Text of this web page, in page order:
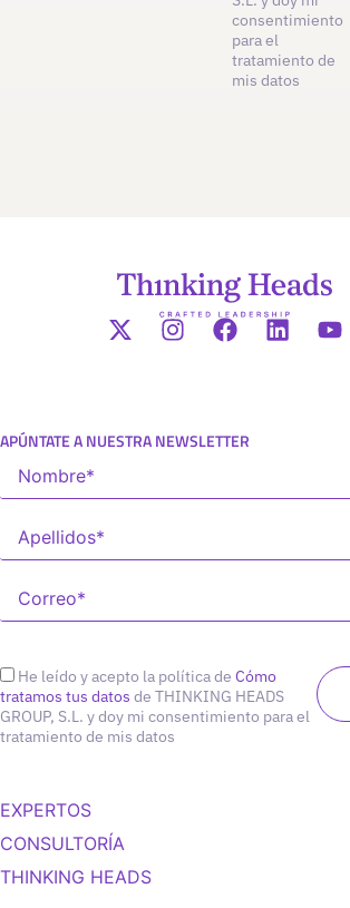
consentimiento
para el
tratamiento de
mis datos
APÚNTATE A NUESTRA NEWSLETTER
He leído y acepto la política de Cómo
tratamos tus datos de THINKING HEADS
GROUP, S.L. y doy mi consentimiento para el
tratamiento de mis datos
EXPERTOS
CONSULTORÍA
THINKING HEADS